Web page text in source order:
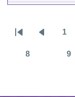
Pagination
page
面
1
8 9